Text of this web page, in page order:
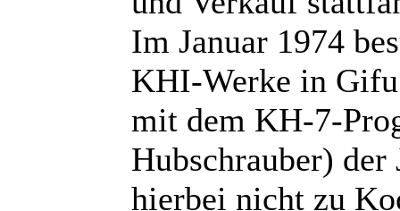
Im Januar 1974
KHI-Werke in
mit dem KH-7-
Hubschrauber)
hierbei nicht zu